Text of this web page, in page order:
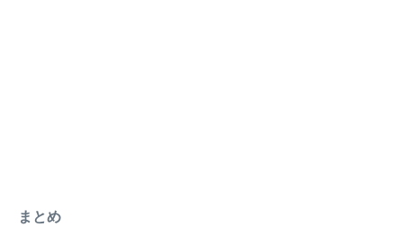
まとめ